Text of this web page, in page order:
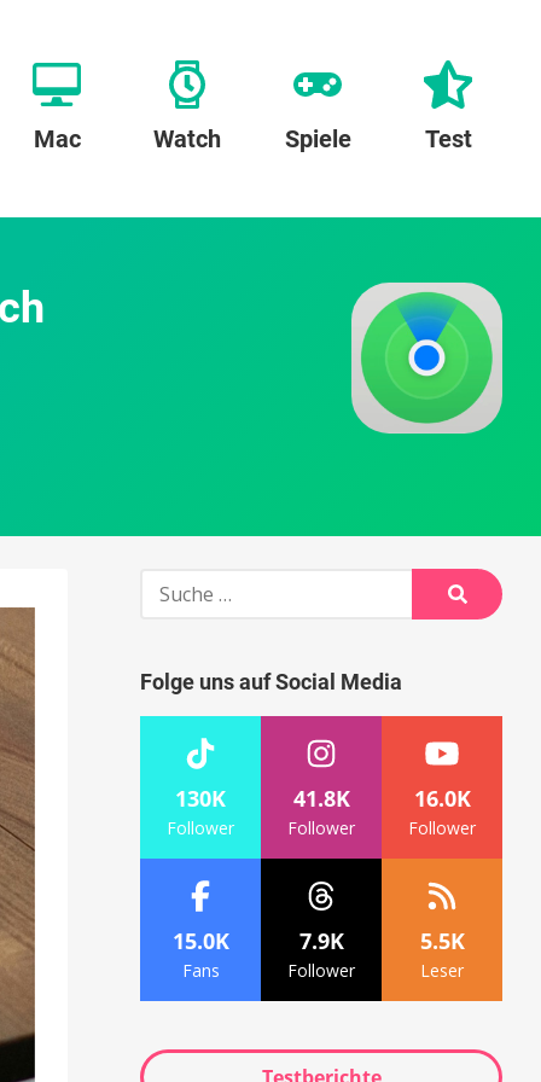
Mac Watch Spiele Test
Suche
Suche
Folge uns auf Social Media
130K
Follower
41.8K
Follower
16.0K
Follower
15.0K
Fans
7.9K
Follower
5.5K
Leser